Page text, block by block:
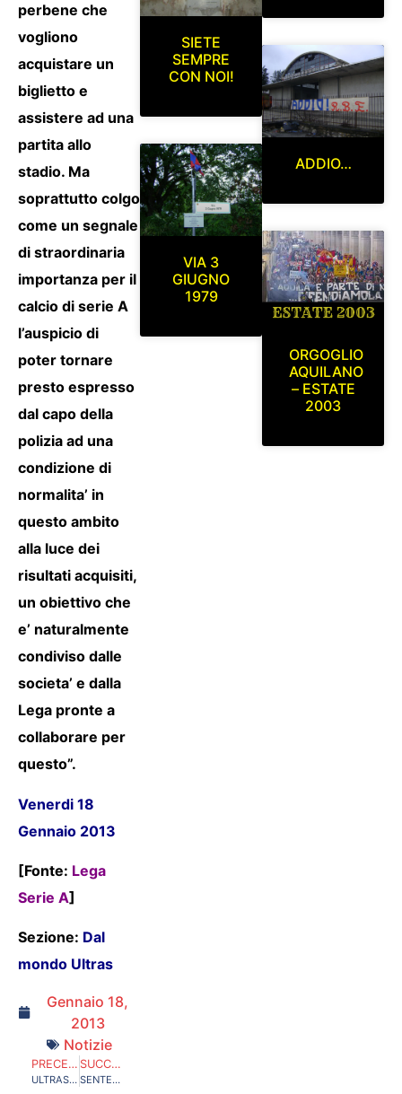
perbene che
vogliono
acquistare un
biglietto e
assistere ad una
partita allo
stadio. Ma
soprattutto colgo
come un segnale
di straordinaria
importanza per il
calcio di serie A
l’auspicio di
poter tornare
presto espresso
dal capo della
polizia ad una
condizione di
normalita’ in
questo ambito
alla luce dei
risultati acquisiti,
un obiettivo che
e’ naturalmente
condiviso dalle
societa’ e dalla
Lega pronte a
collaborare per
questo”.
Venerdi 18
Gennaio 2013
[Fonte: Lega
Serie A]
Sezione: Dal
mondo Ultras
Gennaio 18,
2013
Notizie
PRECEDENTE
ULTRAS E VIOLENZA: QUANDO A ESERCITARLA E’ LO STATO. “UN DIBATTITO DA APRIRE E UNA RIFLESSIONE DA CONDIVIDERE”
SUCCESSIVO
SENTENZA DI PRIMO GRADO RELATIVA AL PROCESSO DI PAOLO SCARONI (L’ULTRAS RIDOTTO IN FIN DI VITA) : POLIZIOTTI TUTTI ASSOLTI
SIETE
SEMPRE
CON NOI!
VIA 3
GIUGNO
1979
ADDIO…
ORGOGLIO
AQUILANO
– ESTATE
2003